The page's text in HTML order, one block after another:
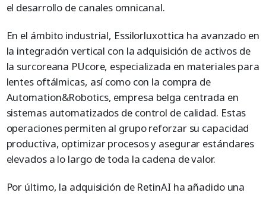
el desarrollo de canales omnicanal.
En el ámbito industrial, Essilorluxottica ha avanzado en
la integración vertical con la adquisición de activos de
la surcoreana PUcore, especializada en materiales para
lentes oftálmicas, así como con la compra de
Automation&Robotics, empresa belga centrada en
sistemas automatizados de control de calidad. Estas
operaciones permiten al grupo reforzar su capacidad
productiva, optimizar procesos y asegurar estándares
elevados a lo largo de toda la cadena de valor.
Por último, la adquisición de RetinAI ha añadido una